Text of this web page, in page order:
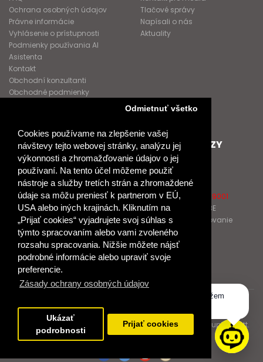
Cookies používame na zlepšenie vašej
návštevy tejto webovej stránky, analýzu jej
výkonnosti a zhromažďovanie údajov o jej
používaní. Na tento účel môžeme použiť
nástroje a služby tretích strán a zhromaždené
údaje sa môžu preniesť k partnerom v EÚ,
USA alebo iných krajinách. Kliknutím na
„Prijať cookies“ vyjadrujete svoj súhlas s
týmto spracovaním alebo vami zvoleného
rozsahu spracovania. Nižšie môžete nájsť
podrobné informácie alebo upraviť svoje
preferencie.
Zásady ochrany osobných údajov
Odmietnuť všetko
Ukázať
podrobnosti
Prijať cookies
Ochrana osobných údajov
Právne informácie
Vyhlásenie o prístupnosti
Podmienky používania AI
Asistenta
Kontakt
Obchodní konzultanti
Obchodné podmienky
Tlačové správy
Napísali o nás
Aktuality
SPOLUPRACUJEME
Podporujeme
Naše projekty
Spolupracujeme
Pošlite nám správu
ĎALŠIE ODKAZY
O Raabe
O Klett
Naši autori
Certifikát kvality ISO 9001
Klientska zóna RAABE
Katalógy na prelistovanie
NÁKUP
Odstúpiť od zmluvy
© 2017 Dr. Josef Raabe Slovensko, s.r.o.
Dr. Josef Raabe Slovensko, s.r.o., člen medzinárodnej skupiny Klett.
Spoločne ku kvalitnému vzdelávaniu.
Dobrý deň, ako vám môžem